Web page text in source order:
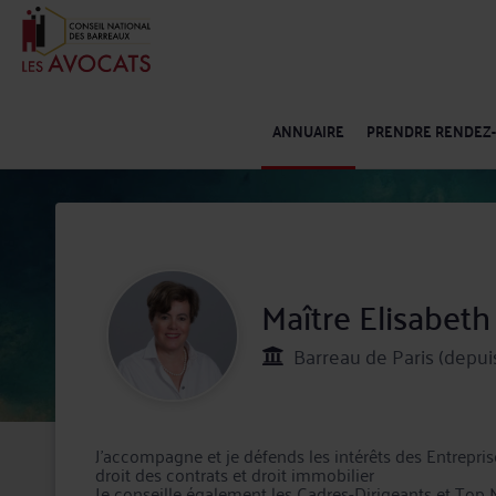
ANNUAIRE PRENDRE
Maître
Barreau de Paris
J’accompagne et je défends les intérêts des
droit des contrats et droit immobilier